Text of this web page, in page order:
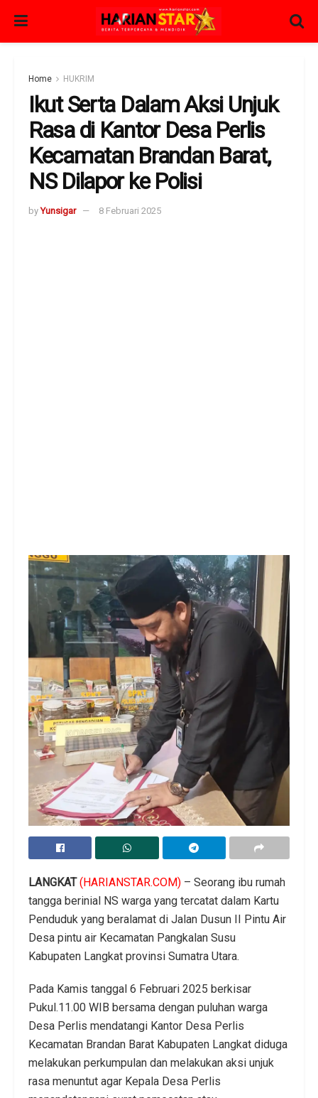
Home HUKRIM
Ikut Serta Dalam Aksi Unjuk
Rasa di Kantor Desa Perlis
Kecamatan Brandan Barat,
NS Dilapor ke Polisi
by Yunsigar 8 Februari 2025
LANGKAT(HARIANSTAR.COM) – Seorang ibu rumah
tangga berinial NS warga yang tercatat dalam Kartu
Penduduk yang beralamat di Jalan Dusun II Pintu Air
Desa pintu air Kecamatan Pangkalan Susu
Kabupaten Langkat provinsi Sumatra Utara.
Pada Kamis tanggal 6 Februari 2025 berkisar
Pukul.11.00 WIB bersama dengan puluhan warga
Desa Perlis mendatangi Kantor Desa Perlis
Kecamatan Brandan Barat Kabupaten Langkat diduga
melakukan perkumpulan dan melakukan aksi unjuk
rasa menuntut agar Kepala Desa Perlis